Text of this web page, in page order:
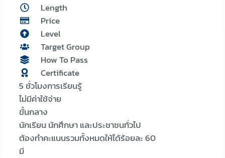
Length
Price
Level
Target Group
How To Pass
Certificate
5 ชั่วโมงการเรียนรู้
ไม่มีค่าใช้จ่าย
ขั้นกลาง
นักเรียน นักศึกษา และประชาชนทั่วไป
ต้องทำคะแนนรวมทั้งหมดให้ได้ร้อยละ 60
มี